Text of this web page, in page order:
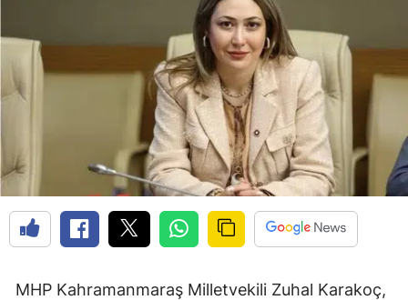
MHP Kahramanmaraş Milletvekili Zuhal Karakoç,